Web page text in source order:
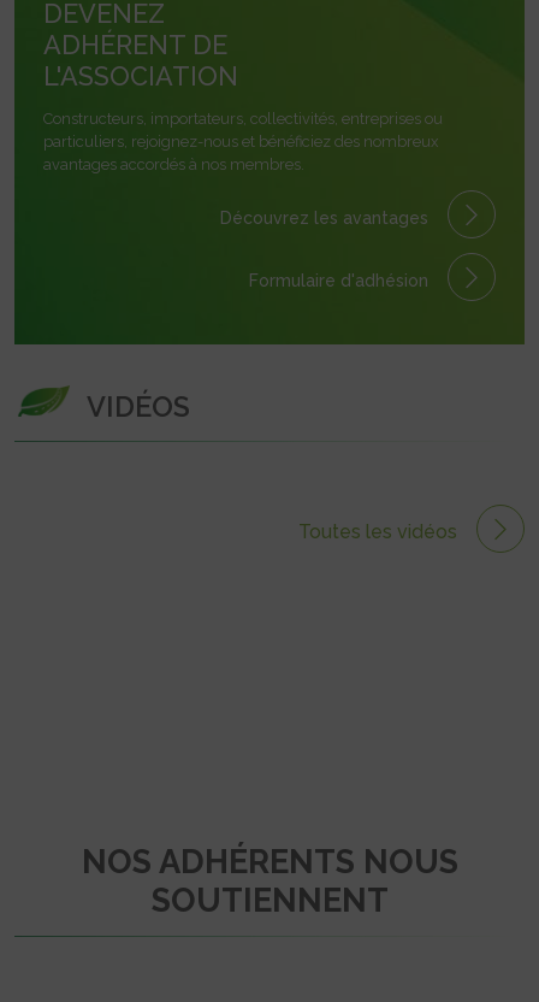
DEVENEZ
ADHÉRENT DE
L'ASSOCIATION
Constructeurs, importateurs, collectivités, entreprises ou
particuliers, rejoignez-nous et bénéficiez des nombreux
avantages accordés à nos membres.
Découvrez les avantages
Formulaire d'adhésion
VIDÉOS
Toutes les vidéos
NOS ADHÉRENTS NOUS
SOUTIENNENT